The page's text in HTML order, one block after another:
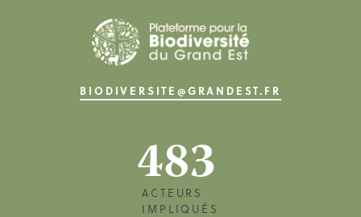
BIODIVERSITE@GRANDEST.FR
483
ACTEURS
IMPLIQUÉS